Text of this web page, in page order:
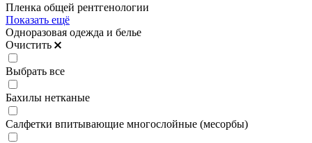
Пленка общей рентгенологии
Показать ещё
Одноразовая одежда и белье
Очистить
Выбрать все
Бахилы нетканые
Салфетки впитывающие многослойные (месорбы)